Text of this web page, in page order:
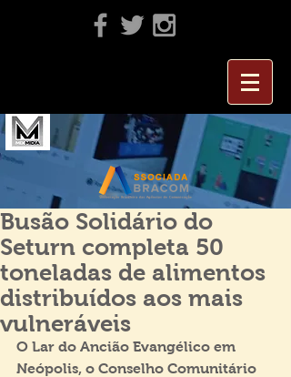
Busão Solidário do
Seturn completa 50
toneladas de alimentos
distribuídos aos mais
vulneráveis
O Lar do Ancião Evangélico em
Neópolis, o Conselho Comunitário